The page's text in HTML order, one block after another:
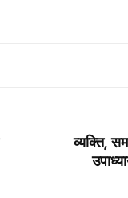
व्यक्ति,